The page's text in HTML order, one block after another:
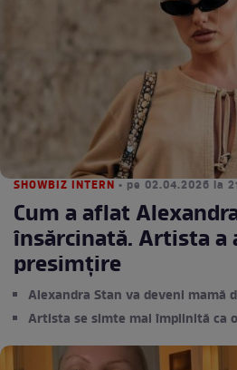
SHOWBIZ INTERN • pe 02.04.2026 la
Cum a aflat
însărcinată. Artista a
presimțire
Alexandra Stan va deveni mamă
Artista se simte mai împlinită ca